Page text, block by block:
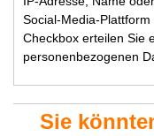
Social-Media-
Checkbox erteilen Sie
personenbezogenen
Sie